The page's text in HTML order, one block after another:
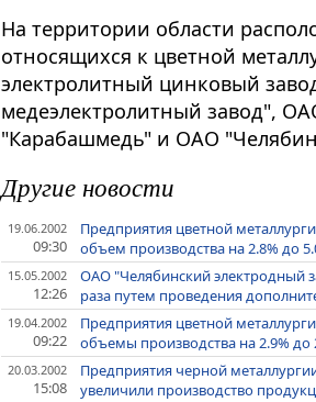
На территории области
относящихся к цветной
электролитный цинковый
медеэлектролитный завод",
"Карабашмедь" и ОАО
Другие новости
19.06.2002
09:30
Предприятия цветной
объем производства на 2.8% до
15.05.2002
12:26
ОАО "Челябинский электродный
раза путем проведения
19.04.2002
09:22
Предприятия цветной
объемы производства на 2.9% до
20.03.2002
15:08
Предприятия черной
увеличили производство